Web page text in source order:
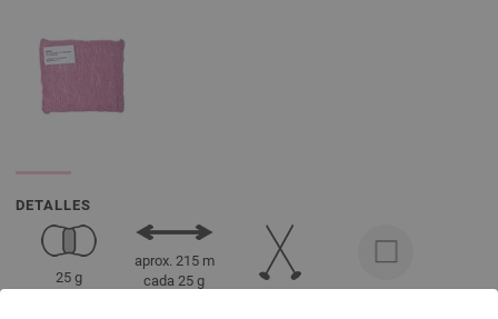
DETALLES
25 g
aprox. 215 m
cada 25 g